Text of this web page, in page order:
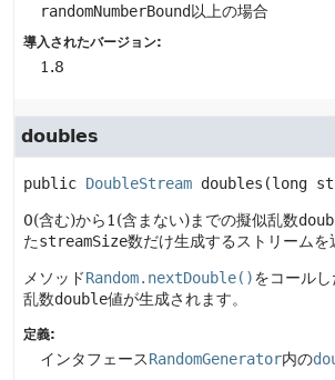
randomNumberBound 以上の場合
導入されたバージョン:
1.8
doubles
public DoubleStream doubles (long
0(含む)から1(含まない)までの擬似乱数
たstreamSize数だけ生成するストリームを
メソッドRandom.nextDouble()をコール
乱数double値が生成されます。
定義:
インタフェースRandomGenerator内の